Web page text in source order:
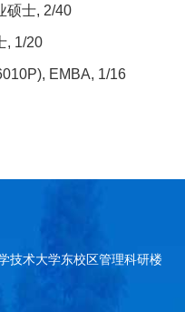
硕士, 2/40
, 1/20
EMBA, 1/16
技术大学东校区管理科研楼